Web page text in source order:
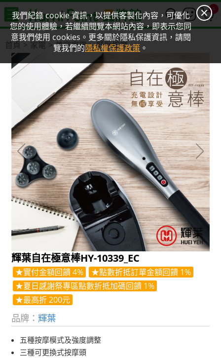
我們紀錄 cookie 資訊，以提供客製化內容，可優化
您的使用體驗，若繼續閱覽本網站內容，即表示您同
意我們使用 cookies。更多關於隱私保護資訊，請閱
覽我們的隱私權保護政策 。
0
首頁 家電 美容家電 舒壓按摩
輝葉自在極意棒HY-10339_EC
★實付金額回饋 4%
★點數折抵訂單金額回饋 1%
★夏日感謝祭專區點數折抵加碼回饋 1%
★最高折 200元
品牌： 輝葉
五種按摩模式及強度調整
三種可更換式按摩頭